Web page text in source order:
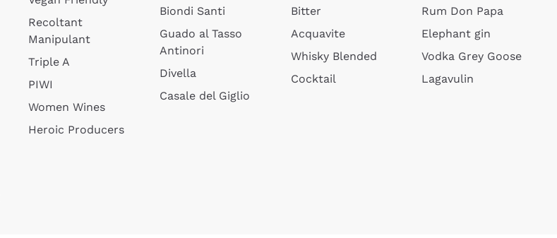
Recoltant
Manipulant
Triple A
PIWI
Women Wines
Heroic Producers
Biondi Santi
Guado al Tasso
Antinori
Divella
Casale del Giglio
Bitter
Acquavite
Whisky Blended
Cocktail
Rum Don Papa
Elephant gin
Vodka Grey Goose
Lagavulin